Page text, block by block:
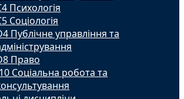
Психологія
Соціологія
Публічне управління та
Право
Соціальна робота та